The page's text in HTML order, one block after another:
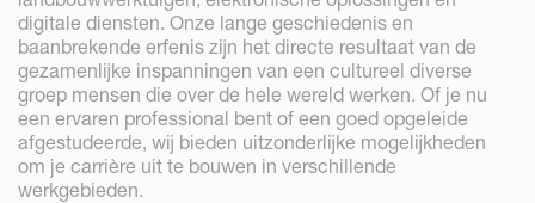
digitale diensten. Onze lange geschiedenis en
baanbrekende erfenis zijn het directe resultaat van de
gezamenlijke inspanningen van een cultureel diverse
groep mensen die over de hele wereld werken. Of je nu
een ervaren professional bent of een goed opgeleide
afgestudeerde, wij bieden uitzonderlijke mogelijkheden
om je carrière uit te bouwen in verschillende
werkgebieden.